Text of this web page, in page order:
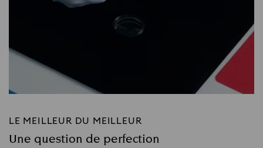
LE MEILLEUR DU MEILLEUR
Une question de perfection